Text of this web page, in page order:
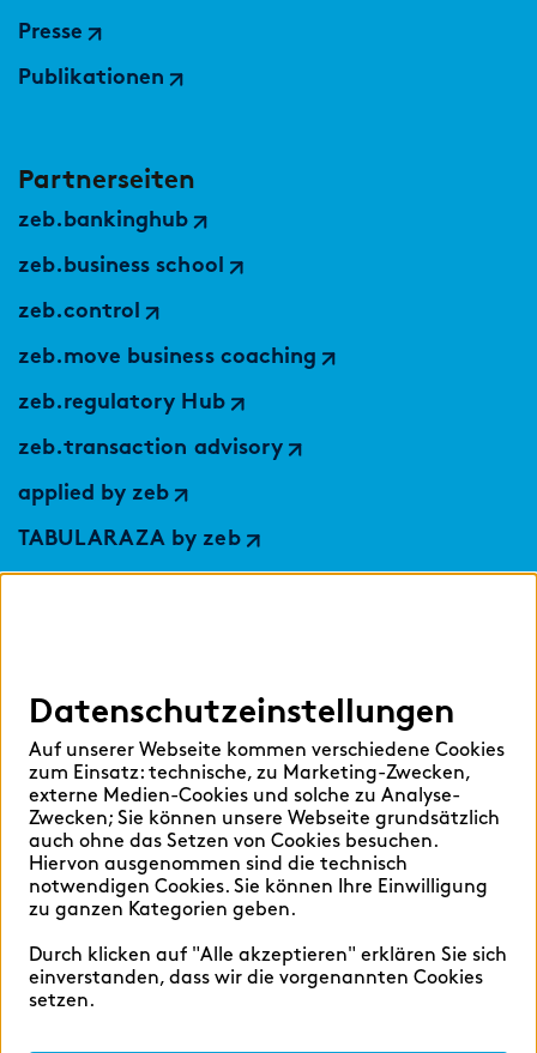
Presse
Publikationen
Partnerseiten
zeb.bankinghub
zeb.business school
zeb.control
zeb.move business coaching
zeb.regulatory Hub
zeb.transaction advisory
applied by zeb
TABULARAZA by zeb
Hilfen
Sprache auswählen:
Deutsch English
Datenschutzeinstellungen
Auf unserer Webseite kommen verschiedene Cookies
zum Einsatz: technische, zu Marketing-Zwecken,
externe Medien-Cookies und solche zu Analyse-
Zwecken; Sie können unsere Webseite grundsätzlich
auch ohne das Setzen von Cookies besuchen.
Hiervon ausgenommen sind die technisch
notwendigen Cookies. Sie können Ihre Einwilligung
zu ganzen Kategorien geben.
Durch klicken auf "Alle akzeptieren" erklären Sie sich
einverstanden, dass wir die vorgenannten Cookies
setzen.